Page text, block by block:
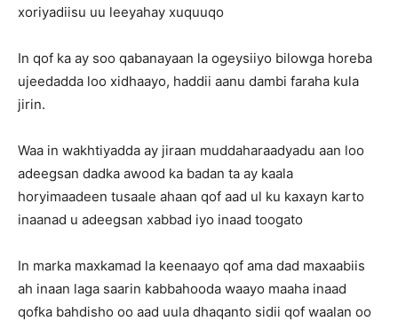
xoriyadiisu uu leeyahay xuquuqo
In qof ka ay soo qabanayaan la ogeysiiyo bilowga horeba
ujeedadda loo xidhaayo, haddii aanu dambi faraha kula
jirin.
Waa in wakhtiyadda ay jiraan muddaharaadyadu aan loo
adeegsan dadka awood ka badan ta ay kaala
horyimaadeen tusaale ahaan qof aad ul ku kaxayn karto
inaanad u adeegsan xabbad iyo inaad toogato
In marka maxkamad la keenaayo qof ama dad maxaabiis
ah inaan laga saarin kabbahooda waayo maaha inaad
qofka bahdisho oo aad uula dhaqanto sidii qof waalan oo